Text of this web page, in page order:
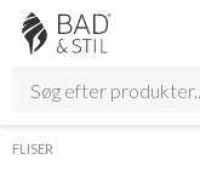
FLISER